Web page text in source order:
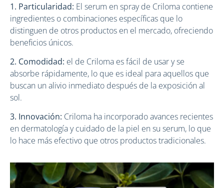
1. Particularidad: El serum en spray de Criloma contiene
ingredientes o combinaciones específicas que lo
distinguen de otros productos en el mercado, ofreciendo
beneficios únicos.
2. Comodidad: el de Criloma es fácil de usar y se
absorbe rápidamente, lo que es ideal para aquellos que
buscan un alivio inmediato después de la exposición al
sol.
3. Innovación: Criloma ha incorporado avances recientes
en dermatología y cuidado de la piel en su serum, lo que
lo hace más efectivo que otros productos tradicionales.